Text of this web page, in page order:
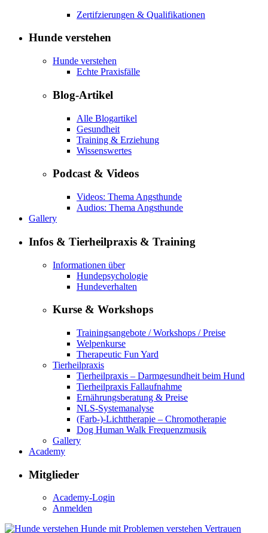
Zertifzierungen & Qualifikationen
Hunde verstehen
Hunde verstehen
Echte Praxisfälle
Blog-Artikel
Alle Blogartikel
Gesundheit
Training & Erziehung
Wissenswertes
Podcast & Videos
Videos: Thema Angsthunde
Audios: Thema Angsthunde
Gallery
Infos & Tierheilpraxis & Training
Informationen über
Hundepsychologie
Hundeverhalten
Kurse & Workshops
Trainingsangebote / Workshops / Preise
Welpenkurse
Therapeutic Fun Yard
Tierheilpraxis
Tierheilpraxis – Darmgesundheit beim Hund
Tierheilpraxis Fallaufnahme
Ernährungsberatung & Preise
NLS-Systemanalyse
(Farb-)-Lichttherapie – Chromotherapie
Dog Human Walk Frequenzmusik
Gallery
Academy
Mitglieder
Academy-Login
Anmelden